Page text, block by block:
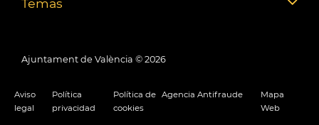
Temas
Ajuntament de València © 2026
Aviso
legal
Política
privacidad
Política de
cookies
Agencia Antifraude
Mapa
Web